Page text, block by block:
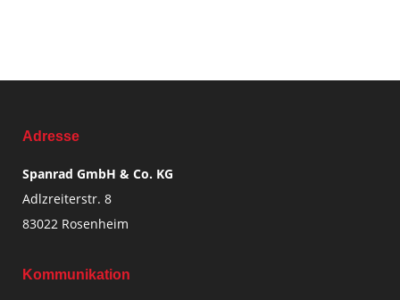
Adresse
Spanrad GmbH & Co. KG
Adlzreiterstr. 8
83022 Rosenheim
Kommunikation